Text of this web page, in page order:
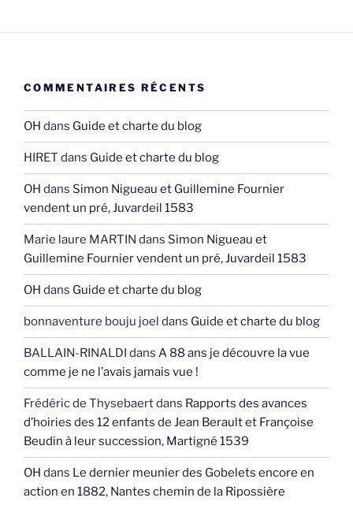
COMMENTAIRES RÉCENTS
OH dans Guide et charte du blog
HIRET dans Guide et charte du blog
OH dans Simon Nigueau et Guillemine Fournier
vendent un pré, Juvardeil 1583
Marie laure MARTIN dans Simon Nigueau et
Guillemine Fournier vendent un pré, Juvardeil 1583
OH dans Guide et charte du blog
bonnaventure bouju joel dans Guide et charte du blog
BALLAIN-RINALDI dans A 88 ans je découvre la vue
comme je ne l’avais jamais vue !
Frédéric de Thysebaertdans Rapports des avances
d’hoiries des 12 enfants de Jean Berault et Françoise
Beudin à leur succession, Martigné 1539
OH dans Le dernier meunier des Gobelets encore en
action en 1882, Nantes chemin de la Ripossière